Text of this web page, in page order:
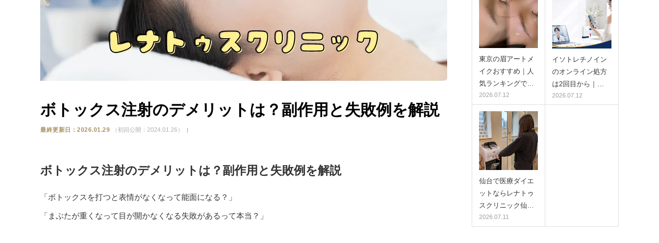
ボトックス注射のデメリットは？副作用と失敗例を解説
最終更新日：2026.01.29 （初回公開：2024.01.26）
ボトックス注射のデメリットは？副作用と失敗例を解説
「ボトックスを打つと表情がなくなって能面になる？」
「まぶたが重くなって目が開かなくなる失敗があるって本当？」
東京の眉アートメ
イクおすすめ｜人
気ランキングで…
2026.07.12
イソトレチノイン
のオンライン処方
は2回目から｜…
2026.07.12
仙台で医療ダイエ
ットならレナトゥ
スクリニック仙…
2026.07.11